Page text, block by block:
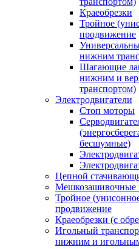
Краеобрезки
Тройное
продвижение
нижним
Шагающие
нижним и
транспортом)
Электродвигатели
Стоп моторы
бесшумные)
Цепной
Тройное
продвижение
Краеобрезки (с
Игольный
нижним и